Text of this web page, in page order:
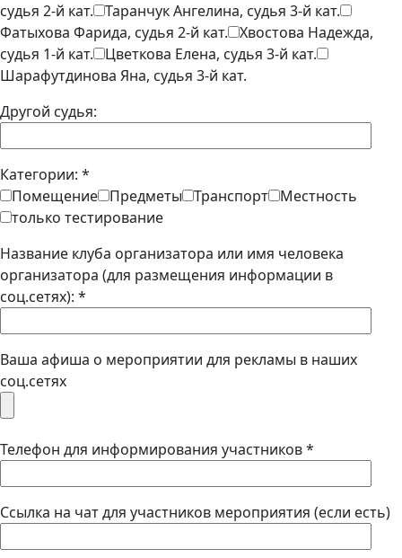
судья 2-й кат.
Таранчук Ангелина, судья 3-й кат.
Фатыхова Фарида, судья 2-й кат.
Хвостова Надежда,
судья 1-й кат.
Цветкова Елена, судья 3-й кат.
Шарафутдинова Яна, судья 3-й кат.
Другой судья:
Категории: *
Помещение
Предметы Транспорт
Местность
только тестирование
Название клуба организатора или имя человека
организатора (для размещения информации в
соц.сетях): *
Ваша афиша о мероприятии для рекламы в наших
соц.сетях
Телефон для информирования участников *
Ссылка на чат для участников мероприятия (если есть)